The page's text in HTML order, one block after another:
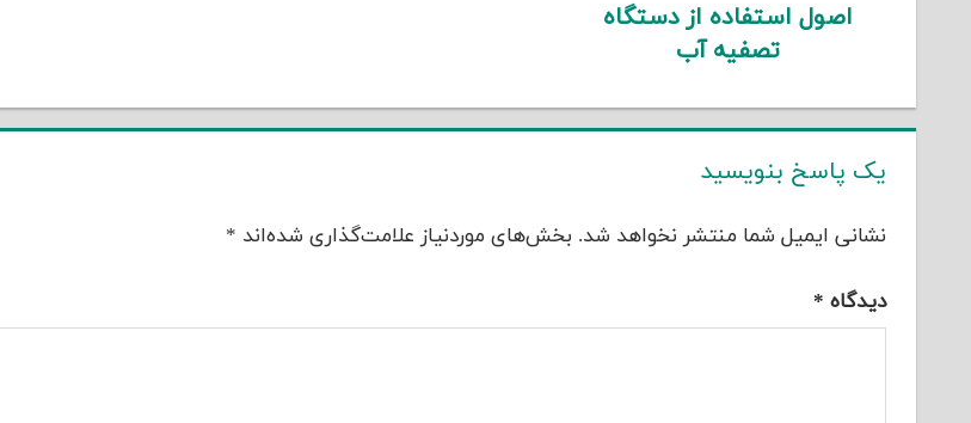
اصول استفاده از دستگاه
تصفیه آب
یک پاسخ بنویسید
نشانی ایمیل شما منتشر نخواهد شد. بخش‌های موردنیاز علامت‌گذاری شده‌اند *
دیدگاه *